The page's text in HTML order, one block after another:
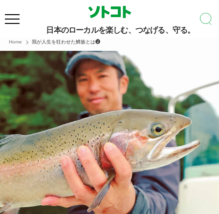
日本のローカルを楽しむ、つなげる、守る。
Home 我が人生を狂わせた鱒族とは❷